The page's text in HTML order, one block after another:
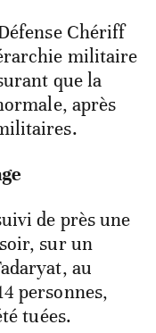
Chériff
militaire
que la
après
de près une
sur un
au
personnes,
tuées.